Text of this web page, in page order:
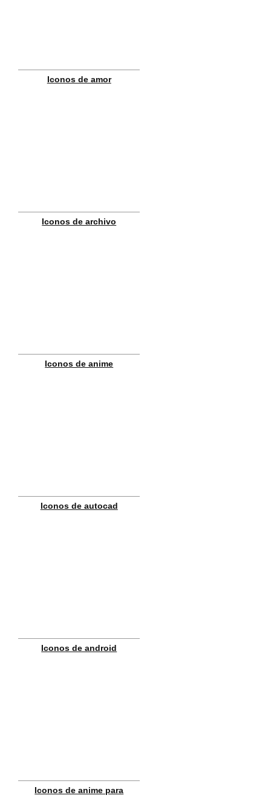
Iconos de amor
Iconos de archivo
Iconos de anime
Iconos de autocad
Iconos de android
Iconos de anime para